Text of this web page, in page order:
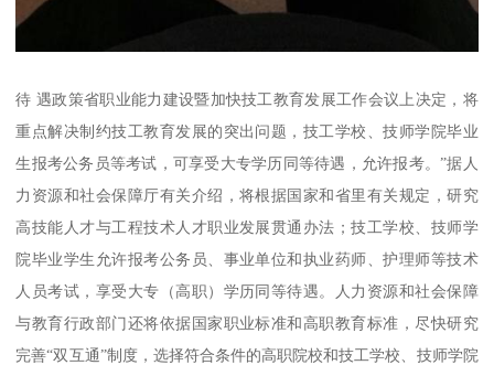
待 遇政策省职业能力建设暨加快技工教育发展工作会议上决定，将
重点解决制约技工教育发展的突出问题，技工学校、技师学院毕业
生报考公务员等考试，可享受大专学历同等待遇，允许报考。”据人
力资源和社会保障厅有关介绍，将根据国家和省里有关规定，研究
高技能人才与工程技术人才职业发展贯通办法；技工学校、技师学
院毕业学生允许报考公务员、事业单位和执业药师、护理师等技术
人员考试，享受大专（高职）学历同等待遇。人力资源和社会保障
与教育行政部门还将依据国家职业标准和高职教育标准，尽快研究
完善“双互通”制度，选择符合条件的高职院校和技工学校、技师学院